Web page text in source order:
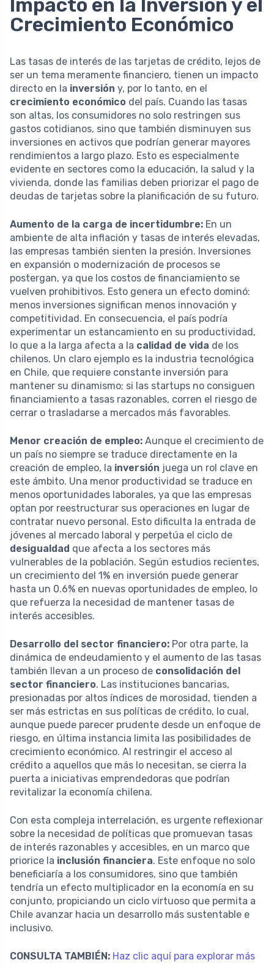
Impacto en la Inversión y el
Crecimiento Económico
Las tasas de interés de las tarjetas de crédito, lejos de
ser un tema meramente financiero, tienen un impacto
directo en la inversión y, por lo tanto, en el
crecimiento económico del país. Cuando las tasas
son altas, los consumidores no solo restringen sus
gastos cotidianos, sino que también disminuyen sus
inversiones en activos que podrían generar mayores
rendimientos a largo plazo. Esto es especialmente
evidente en sectores como la educación, la salud y la
vivienda, donde las familias deben priorizar el pago de
deudas de tarjetas sobre la planificación de su futuro.
Aumento de la carga de incertidumbre: En un
ambiente de alta inflación y tasas de interés elevadas,
las empresas también sienten la presión. Inversiones
en expansión o modernización de procesos se
postergan, ya que los costos de financiamiento se
vuelven prohibitivos. Esto genera un efecto dominó:
menos inversiones significan menos innovación y
competitividad. En consecuencia, el país podría
experimentar un estancamiento en su productividad,
lo que a la larga afecta a la calidad de vida de los
chilenos. Un claro ejemplo es la industria tecnológica
en Chile, que requiere constante inversión para
mantener su dinamismo; si las startups no consiguen
financiamiento a tasas razonables, corren el riesgo de
cerrar o trasladarse a mercados más favorables.
Menor creación de empleo: Aunque el crecimiento de
un país no siempre se traduce directamente en la
creación de empleo, la inversión juega un rol clave en
este ámbito. Una menor productividad se traduce en
menos oportunidades laborales, ya que las empresas
optan por reestructurar sus operaciones en lugar de
contratar nuevo personal. Esto dificulta la entrada de
jóvenes al mercado laboral y perpetúa el ciclo de
desigualdad que afecta a los sectores más
vulnerables de la población. Según estudios recientes,
un crecimiento del 1% en inversión puede generar
hasta un 0.6% en nuevas oportunidades de empleo, lo
que refuerza la necesidad de mantener tasas de
interés accesibles.
Desarrollo del sector financiero: Por otra parte, la
dinámica de endeudamiento y el aumento de las tasas
también llevan a un proceso de consolidación del
sector financiero. Las instituciones bancarias,
presionadas por altos índices de morosidad, tienden a
ser más estrictas en sus políticas de crédito, lo cual,
aunque puede parecer prudente desde un enfoque de
riesgo, en última instancia limita las posibilidades de
crecimiento económico. Al restringir el acceso al
crédito a aquellos que más lo necesitan, se cierra la
puerta a iniciativas emprendedoras que podrían
revitalizar la economía chilena.
Con esta compleja interrelación, es urgente reflexionar
sobre la necesidad de políticas que promuevan tasas
de interés razonables y accesibles, en un marco que
priorice la inclusión financiera. Este enfoque no solo
beneficiaría a los consumidores, sino que también
tendría un efecto multiplicador en la economía en su
conjunto, propiciando un ciclo virtuoso que permita a
Chile avanzar hacia un desarrollo más sustentable e
inclusivo.
CONSULTA TAMBIÉN: Haz clic aquí para explorar más